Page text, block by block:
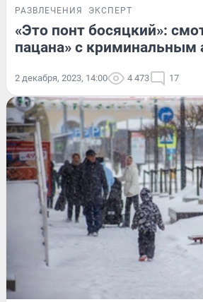
РАЗВЛЕЧЕНИЯ ЭКСПЕРТ
«Это понт босяцкий»:
пацана» с криминальным
2 декабря, 2023, 14:00 4 473 17